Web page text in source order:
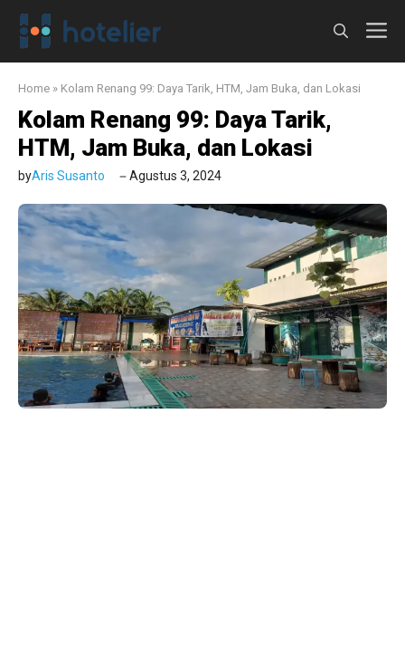
Langsung
Home » Kolam Renang 99: Daya Tarik, HTM, Jam Buka, dan Lokasi
Kolam Renang 99: Daya Tarik,
HTM, Jam Buka, dan Lokasi
byAris Susanto Agustus 3, 2024